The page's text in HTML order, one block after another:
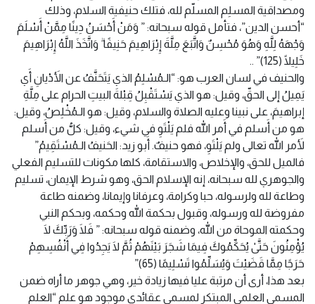
ومصداقية المسلِم المسلّم لله، فتلك حنيفية السلام، وذلك
“أحسن الدين”، فتأمل قوله سبحانه: ” وَمَنْ أَحْسَنُ دِينًا مِمَّنْ أَسْلَمَ
وَجْهَهُ لِلَّهِ وَهُوَ مُحْسِنٌ وَاتَّبَعَ مِلَّةَ إِبْرَاهِيمَ حَنِيفًا ۗ وَاتَّخَذَ اللَّهُ إِبْرَاهِيمَ
خَلِيلًا (125)” ..
والحنيف في لسان العرب هو: “الـمُسْلِمُ الذي يَتَحَنَّفُ عن الأَدْيانِ أَي
يَمِيلُ إلى الحقّ، وقيل: هو الذي يَسْتَقْبِلُ قِبْلةَ البيتِ الحرام على مِلَّةِ
إبراهيمَ، على نبينا وعليه الصلاة والسلام، وقيل: هو الـمُخْلِصُ، وقيل:
هو من أَسلم في أَمر اللّه فلم يَلْتَوِ في شيء، وقيل: كلُّ من أَسلم
لأَمر اللّه تعالى ولم يَلْتَوِ، فهو حنيفٌ. أَبو زيد: الحَنيفُ الـمُسْتَقِيمُ”
فالميل للحق، والإخلاص، والاستقامة، كلها مكونات للتسليم الفعلي
والجوهري لله سبحانه، إنه الإسلام الحق، وهو شرط الإيمان، تسليم
وطاعة لله ولرسوله، حبا وكرامة، وعرفانا وإيمانا، وضمنه طاعة
مفروضة لله ورسوله، وقبول بحكمة الله وحكمه، وبحكم النبي
وحكمته الموحاة من الله، وضمنه قوله سبحانه: ” فَلَا وَرَبِّكَ لَا
يُؤْمِنُونَ حَتَّىٰ يُحَكِّمُوكَ فِيمَا شَجَرَ بَيْنَهُمْ ثُمَّ لَا يَجِدُوا فِي أَنْفُسِهِمْ
حَرَجًا مِمَّا قَضَيْتَ وَيُسَلِّمُوا تَسْلِيمًا (65)”
بعد هذا، أرى أن مرتبة عليا فيها زيادة خير، وهي جوهر ما أراه ضمن
المسمى العلمي المبتكر لمسمى عقائدي موجود هو علم “العلم